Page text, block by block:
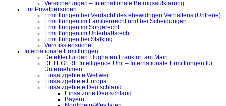
Versicherungen – Internationale Betrugsaufklärung
Für Privatpersonen
Ermittlungen bei Verdacht des ehewidrigen Verhaltens (Untreue)
Ermittlungen im Familienrecht und bei Scheidungen
Ermittlungen im Sorgerecht
Ermittlungen im Unterhaltsrecht
Ermittlungen bei Stalking
Vermisstensuche
Internationale Ermittlungen
Detektei für den Flughafen Frankfurt am Main
DETEGERE Intelligence Unit – Internationale Ermittlungen für
Unternehmen
Einsatzgebiete Weltweit
Einsatzgebiete Europa
Einsatzgebiete Deutschland
Einsatzorte Deutschland
Bayern